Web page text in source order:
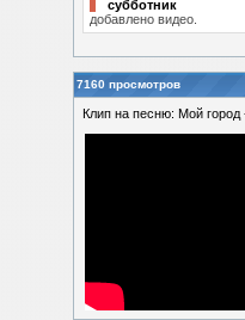
субботник
добавлено видео.
7160 просмотров
Клип на песню: Мой город